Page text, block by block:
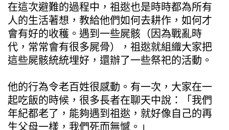
在這次避難的過程中，祖逖也是時時都為所有
人的生活著想，教給他們如何去耕作，如何才
會有好的收穫。遇到一些屍骸（因為戰亂時
代，常常會有很多屍骨），祖逖就組織大家把
這些屍骸統統埋好，還辦了一些祭祀的活動。
他的行為令老百姓很感動。有一次，大家在一
起吃飯的時候，很多長者在聊天中說：「我們
年紀都老了，能夠遇到祖逖，就好像自己的再
生父母一樣，我們死而無憾。」